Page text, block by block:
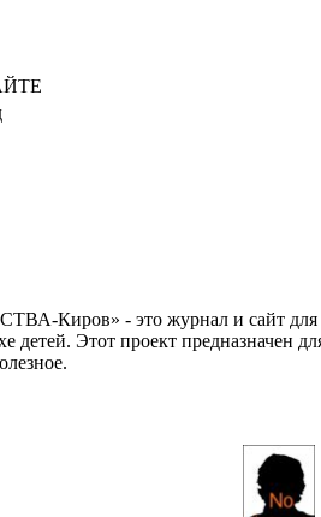
Киров» - это журнал и сайт для
детей. Этот проект